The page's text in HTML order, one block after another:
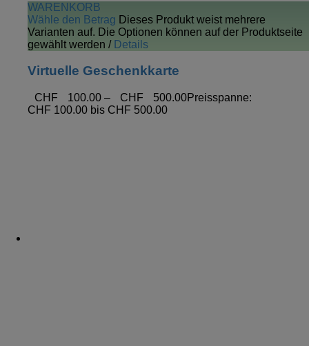
WARENKORB
Wähle den Betrag Dieses Produkt weist mehrere
Varianten auf. Die Optionen können auf der Produktseite
gewählt werden / Details
Virtuelle Geschenkkarte
CHF 100.00 – CHF 500.00Preisspanne:
CHF 100.00 bis CHF 500.00